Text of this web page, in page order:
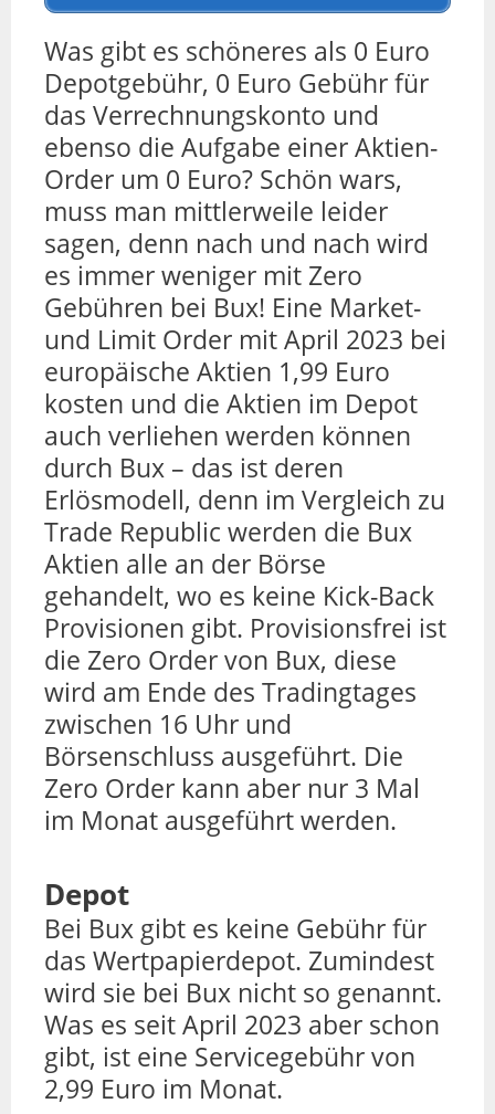
Was gibt es schöneres als 0 Euro
Depotgebühr, 0 Euro Gebühr für
das Verrechnungskonto und
ebenso die Aufgabe einer Aktien-
Order um 0 Euro? Schön wars,
muss man mittlerweile leider
sagen, denn nach und nach wird
es immer weniger mit Zero
Gebühren bei Bux! Eine Market-
und Limit Order mit April 2023 bei
europäische Aktien 1,99 Euro
kosten und die Aktien im Depot
auch verliehen werden können
durch Bux – das ist deren
Erlösmodell, denn im Vergleich zu
Trade Republic werden die Bux
Aktien alle an der Börse
gehandelt, wo es keine Kick-Back
Provisionen gibt. Provisionsfrei ist
die Zero Order von Bux, diese
wird am Ende des Tradingtages
zwischen 16 Uhr und
Börsenschluss ausgeführt. Die
Zero Order kann aber nur 3 Mal
im Monat ausgeführt werden.
Depot
Bei Bux gibt es keine Gebühr für
das Wertpapierdepot. Zumindest
wird sie bei Bux nicht so genannt.
Was es seit April 2023 aber schon
gibt, ist eine Servicegebühr von
2,99 Euro im Monat.